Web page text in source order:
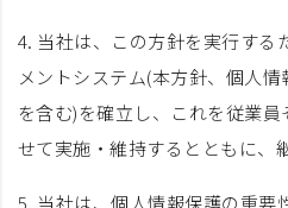
4. 当社は、この方針を実行する
メントシステム(本方針、個人
を含む)を確立し、これを従業
せて実施・維持するとともに、
5. 当社は、個人情報保護の重要